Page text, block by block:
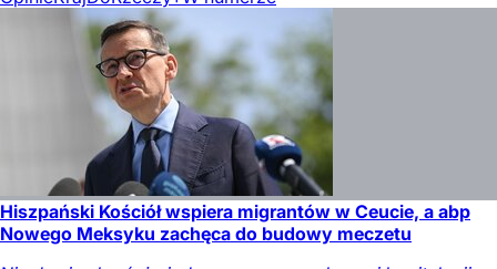
Hiszpański Kościół wspiera migrantów w Ceucie, a abp
Nowego Meksyku zachęca do budowy meczetu